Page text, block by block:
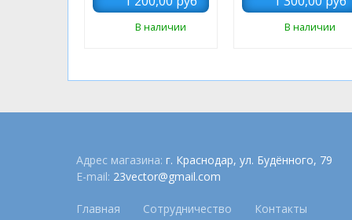
В наличии В наличии
Адрес магазина: г. Краснодар, ул. Будённого, 79
E-mail: 23vector@gmail.com
Главная Сотрудничество Контакты